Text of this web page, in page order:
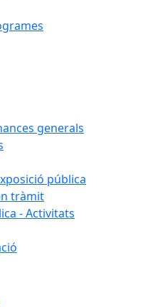
generals
pública
tràmit
- Activitats